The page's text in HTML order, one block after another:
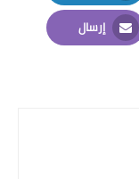
LinkedIn
إرسال
Email